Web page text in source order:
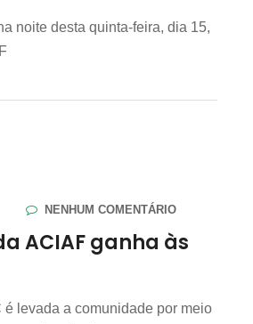
noite desta quinta-feira, dia 15,
NENHUM COMENTÁRIO
ACIAF ganha às
levada a comunidade por meio